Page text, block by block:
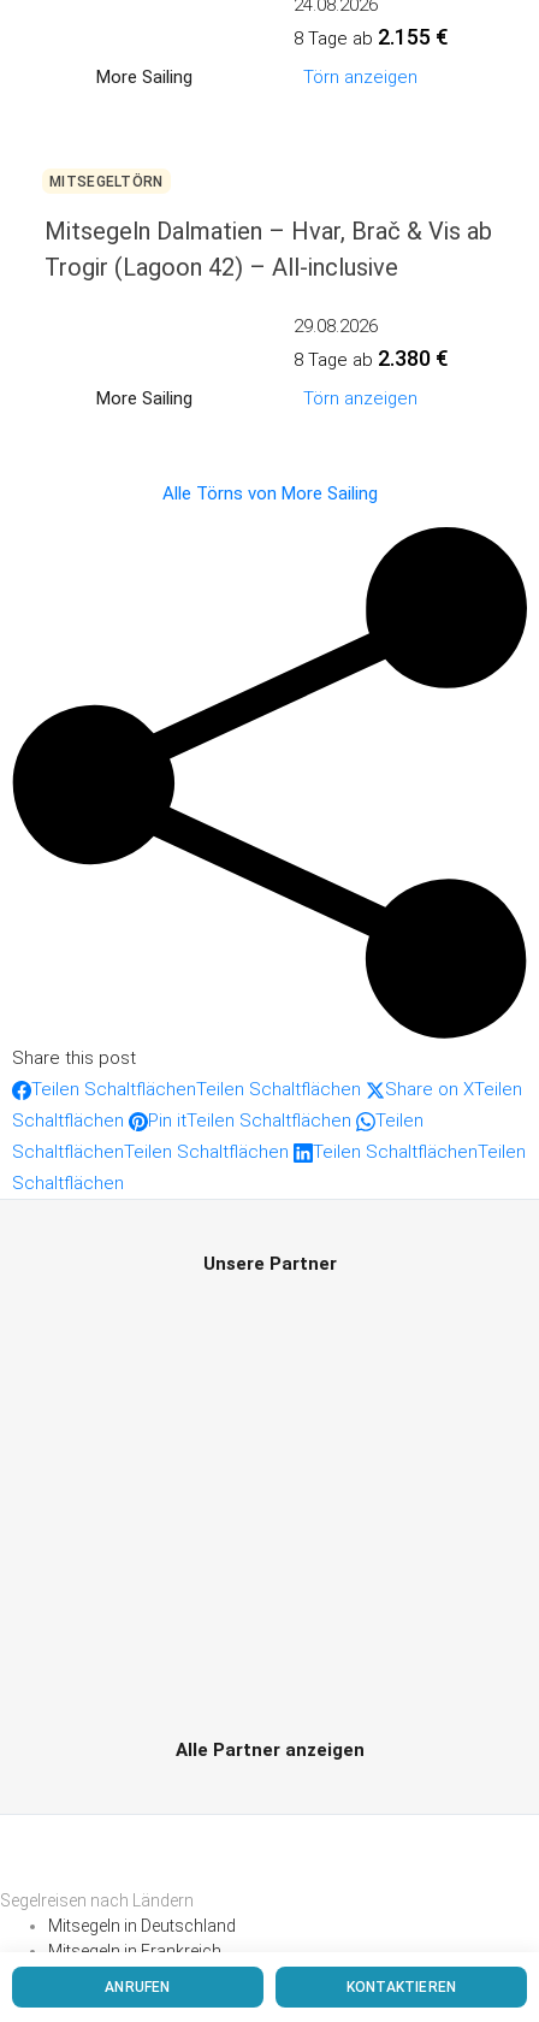
More Sailing
24.08.2026
8 Tage ab 2.155 €
Törn anzeigen
MITSEGELTÖRN
Mitsegeln Dalmatien – Hvar, Brač & Vis ab
Trogir (Lagoon 42) – All-inclusive
More Sailing
29.08.2026
8 Tage ab 2.380 €
Törn anzeigen
Alle Törns von More Sailing
ANRUFEN KONTAKTIEREN
Share this post
Teilen SchaltflächenTeilen Schaltflächen Share on XTeilen
Schaltflächen
Pin itTeilen Schaltflächen
Teilen
SchaltflächenTeilen Schaltflächen Teilen SchaltflächenTeilen
Schaltflächen
Unsere Partner
Alle Partner anzeigen
Segelreisen nach Ländern
Mitsegeln in Deutschland
Mitsegeln in Frankreich